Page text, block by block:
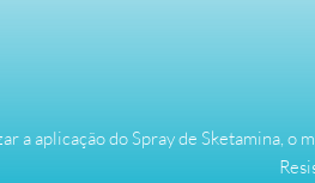
a aplicação do Spray de Sketamina,